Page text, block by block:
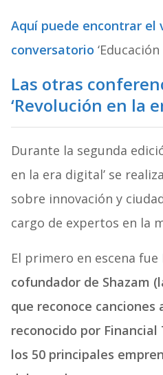
Aquí puede encontrar el
conversatorio
Las otras
‘Revolución en la
Durante la segunda
en la era digital’ se
sobre innovación y
cargo de expertos en la
El primero en escena fue
cofundador de Shazam
que reconoce canciones
reconocido por
los 50 principales